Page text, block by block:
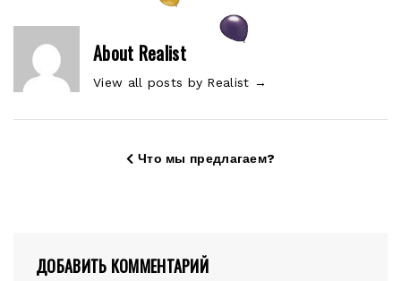
About Realist
View all posts by Realist →
Что мы предлагаем?
ДОБАВИТЬ КОММЕНТАРИЙ